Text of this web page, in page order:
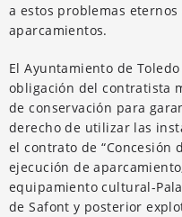
a estos problemas
aparcamientos.
El Ayuntamiento de
obligación del contratista
de conservación para
derecho de utilizar las
el contrato de “Concesión
ejecución de
equipamiento cultural-
de Safont y posterior